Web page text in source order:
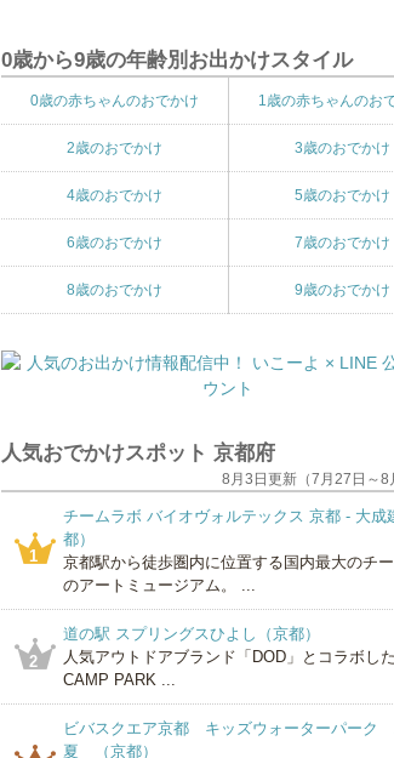
0歳から9歳の年齢別お出かけスタイル
0歳の赤ちゃんのおでかけ 1歳の赤ちゃんのお
2歳のおでかけ 3歳のおでかけ
4歳のおでかけ 5歳のおでかけ
6歳のおでかけ 7歳のおでかけ
8歳のおでかけ 9歳のおでかけ
人気おでかけスポット 京都府
8月3日更新（7月27日～8
1
チームラボ バイオヴォルテックス 京都 - 大成
都）
京都駅から徒歩圏内に位置する国内最大のチ
のアートミュージアム。 ...
2
道の駅 スプリングスひよし（京都）
人気アウトドアブランド「DOD」とコラボし
CAMP PARK ...
ビバスクエア京都 キッズウォーターパー
夏 （京都）